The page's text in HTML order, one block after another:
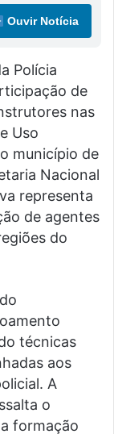
Ouvir Notícia
Polícia
de
nas
Uso
município de
Nacional
representa
de agentes
do
técnicas
aos
A
o
formação